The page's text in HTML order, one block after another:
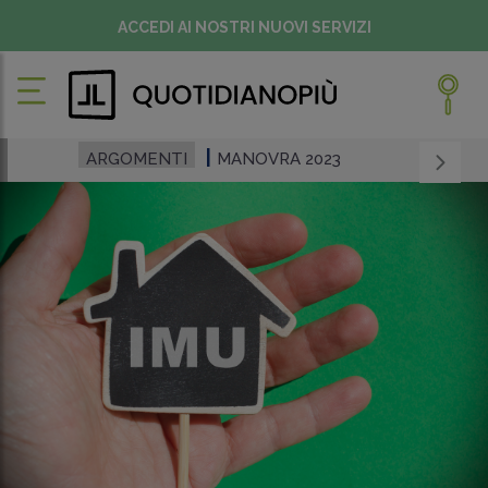
ACCEDI AI NOSTRI NUOVI SERVIZI
ARGOMENTI MANOVRA 2023